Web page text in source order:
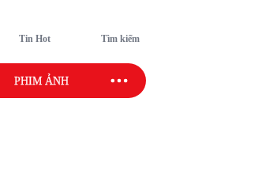
Tin Hot Tìm kiếm
PHIM ẢNH SAO SPORT